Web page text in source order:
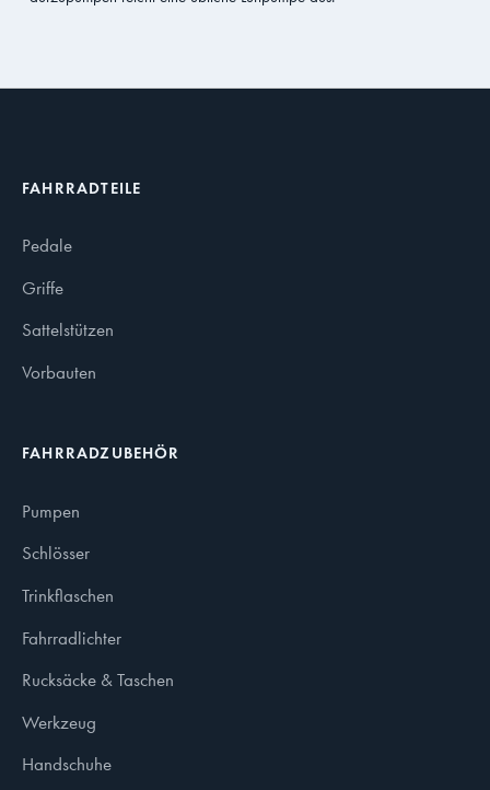
FAHRRADTEILE
Pedale
Griffe
Sattelstützen
Vorbauten
FAHRRADZUBEHÖR
Pumpen
Schlösser
Trinkflaschen
Fahrradlichter
Rucksäcke & Taschen
Werkzeug
Handschuhe